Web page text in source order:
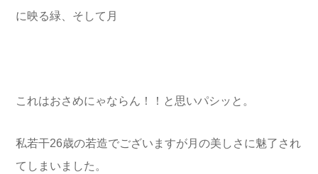
に映る緑、そして月
これはおさめにゃならん！！と思いパシッと。
私若干26歳の若造でございますが月の美しさに魅了され
てしまいました。